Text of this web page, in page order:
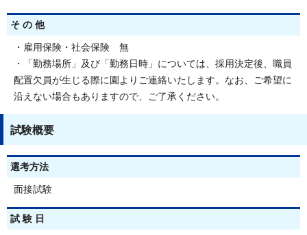
そ の 他
・雇用保険・社会保険 無
・「勤務場所」及び「勤務日時」については、採用決定後、職員
配置欠員が生じる際に園よりご連絡いたします。なお、ご希望に
沿えない場合もありますので、ご了承ください。
試験概要
選考方法
面接試験
試 験 日